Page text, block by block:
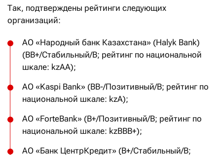
Так, подтверждены рейтинги следующих
организаций:
АО «Народный банк Казахстана» (Halyk Bank)
(BB+/Стабильный/B; рейтинг по национальной
шкале: kzAA);
АО «Kaspi Bank» (BB-/Позитивный/B; рейтинг по
национальной шкале: kzA);
АО «ForteBank» (B+/Позитивный/B; рейтинг по
национальной шкале: kzBBB+);
АО «Банк ЦентрКредит» (B+/Стабильный/B;